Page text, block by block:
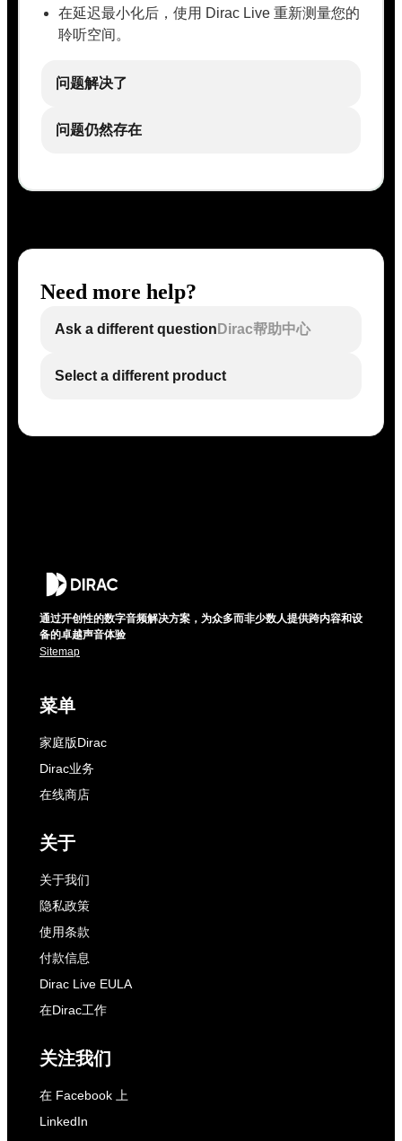
在延迟最小化后，使用 Dirac Live 重新测量您的
聆听空间。
问题解决了
问题仍然存在
Need more help?
Ask a different question Dirac帮助中心
Select a different product
通过开创性的数字音频解决方案，为众多而非少数人提供跨内容和设
备的卓越声音体验
Sitemap
菜单
家庭版Dirac
Dirac业务
在线商店
关于
关于我们
隐私政策
使用条款
付款信息
Dirac Live EULA
在Dirac工作
关注我们
在 Facebook 上
LinkedIn